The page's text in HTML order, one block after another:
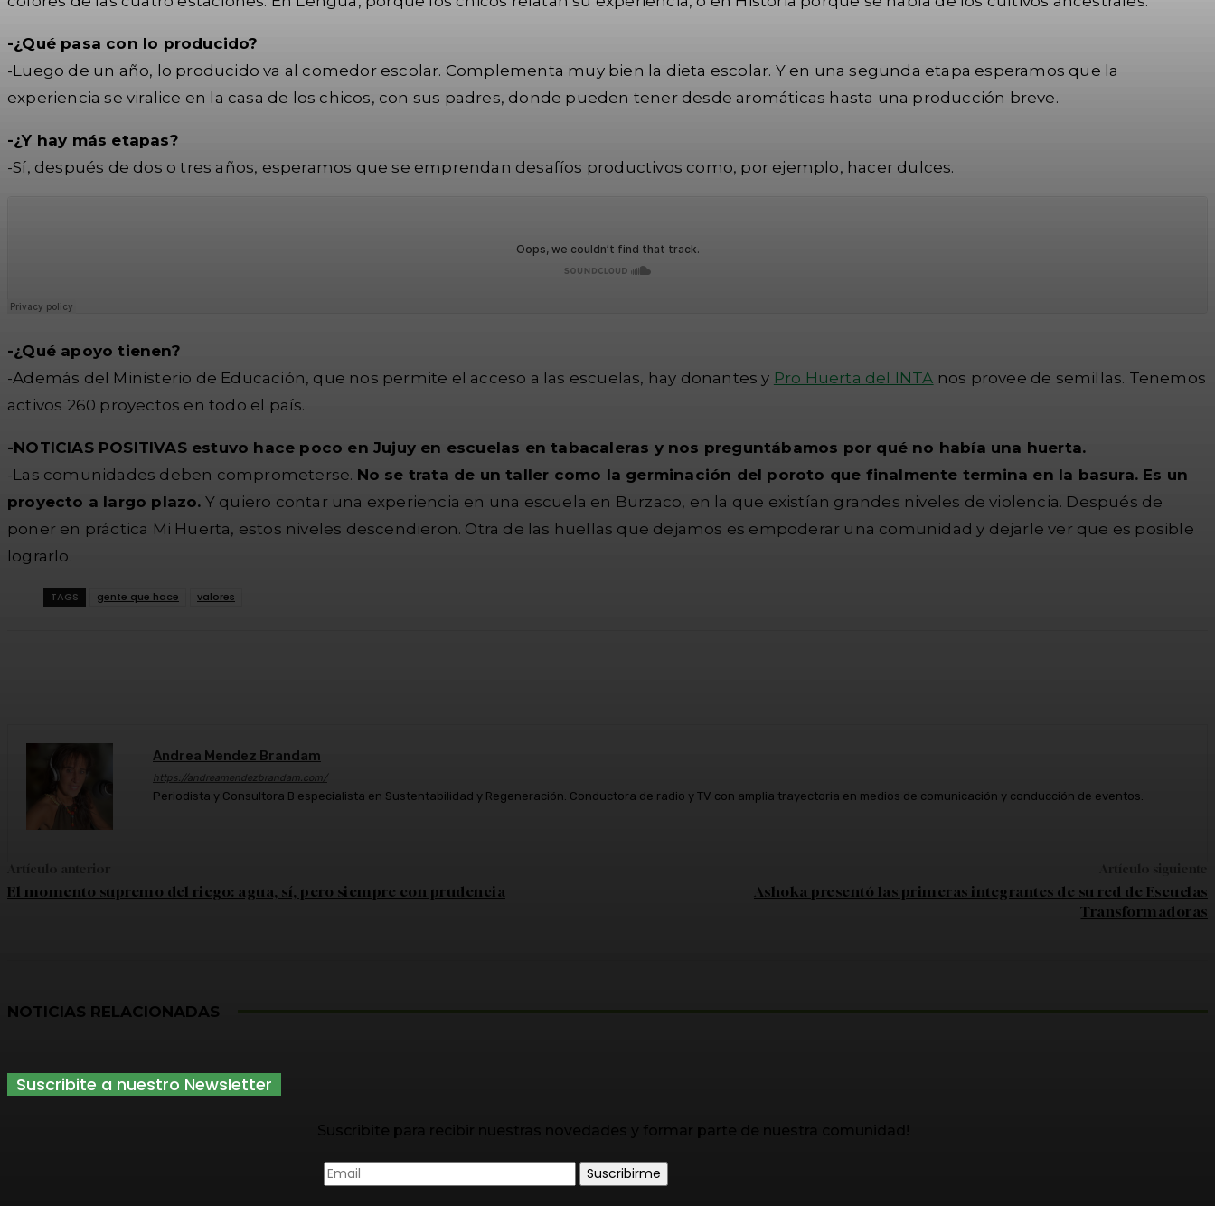
-¿Qué pasa con lo producido?
-Luego de un año, lo producido va al comedor escolar. Complementa muy bien la dieta escolar. Y en una segunda etapa esperamos que la
experiencia se viralice en la casa de los chicos, con sus padres, donde pueden tener desde aromáticas hasta una producción breve.
-¿Y hay más etapas?
-Sí, después de dos o tres años, esperamos que se emprendan desafíos productivos como, por ejemplo, hacer dulces.
-¿Qué apoyo tienen?
-Además del Ministerio de Educación, que nos permite el acceso a las escuelas, hay donantes y Pro Huerta del INTA nos provee de semillas. Tenemos
activos 260 proyectos en todo el país.
-NOTICIAS POSITIVAS estuvo hace poco en Jujuy en escuelas en tabacaleras y nos preguntábamos por qué no había una huerta.
-Las comunidades deben comprometerse. No se trata de un taller como la germinación del poroto que finalmente termina en la basura. Es un
proyecto a largo plazo. Y quiero contar una experiencia en una escuela en Burzaco, en la que existían grandes niveles de violencia. Después de
poner en práctica Mi Huerta, estos niveles descendieron. Otra de las huellas que dejamos es empoderar una comunidad y dejarle ver que es posible
lograrlo.
TAGS gente que hace valores
Andrea Mendez Brandam
https://andreamendezbrandam.com/
Periodista y Consultora B especialista en Sustentabilidad y Regeneración. Conductora de radio y TV con amplia trayectoria en medios de comunicación y conducción de eventos.
El momento supremo del riego: agua, sí, pero siempre con prudencia
Ashoka presentó las primeras integrantes de su red de Escuelas
Transformadoras
NOTICIAS RELACIONADAS
Suscribite a nuestro Newsletter